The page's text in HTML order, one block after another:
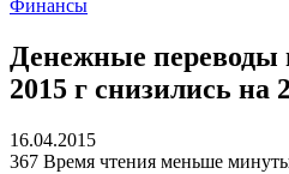
Финансы
Денежные переводы
2015 г снизились на
16.04.2015
367 Время чтения меньше